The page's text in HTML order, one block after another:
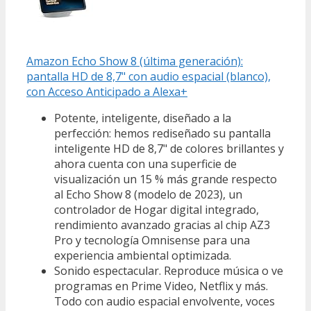
Amazon Echo Show 8 (última generación):
pantalla HD de 8,7" con audio espacial (blanco),
con Acceso Anticipado a Alexa+
Potente, inteligente, diseñado a la
perfección: hemos rediseñado su pantalla
inteligente HD de 8,7" de colores brillantes y
ahora cuenta con una superficie de
visualización un 15 % más grande respecto
al Echo Show 8 (modelo de 2023), un
controlador de Hogar digital integrado,
rendimiento avanzado gracias al chip AZ3
Pro y tecnología Omnisense para una
experiencia ambiental optimizada.
Sonido espectacular. Reproduce música o ve
programas en Prime Video, Netflix y más.
Todo con audio espacial envolvente, voces